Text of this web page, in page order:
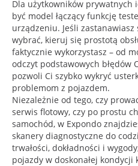
Dla użytkowników prywatnych
być model łączący funkcję
urządzeniu. Jeśli
wybrać, kieruj się prostotą
faktycznie wykorzystasz – od
odczyt podstawowych błędów
pozwoli Ci szybko wykryć
problemom z pojazdem.
Niezależnie od tego, czy
serwis flotowy, czy po prostu
samochód, w Expondo
skanery diagnostyczne do
trwałości, dokładności i
pojazdy w doskonałej kondycji